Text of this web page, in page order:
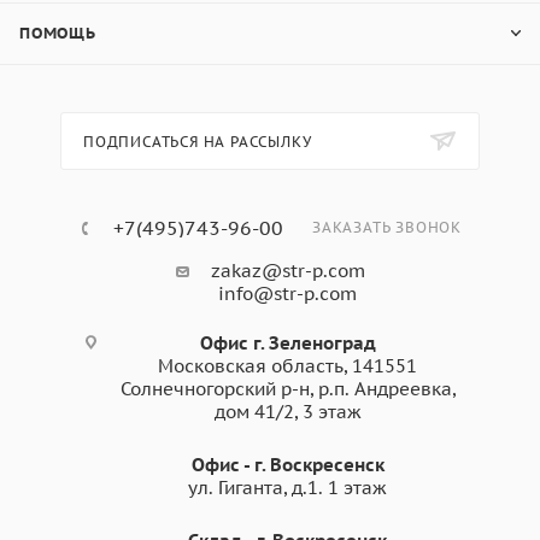
ПОМОЩЬ
ПОДПИСАТЬСЯ НА РАССЫЛКУ
+7(495)743-96-00 ЗАКАЗАТЬ ЗВОНОК
zakaz@str-p.com
info@str-p.com
Офис г. Зеленоград
Московская область, 141551
Солнечногорский р-н, р.п. Андреевка,
дом 41/2, 3 этаж
Офис - г. Воскресенск
ул. Гиганта, д.1. 1 этаж